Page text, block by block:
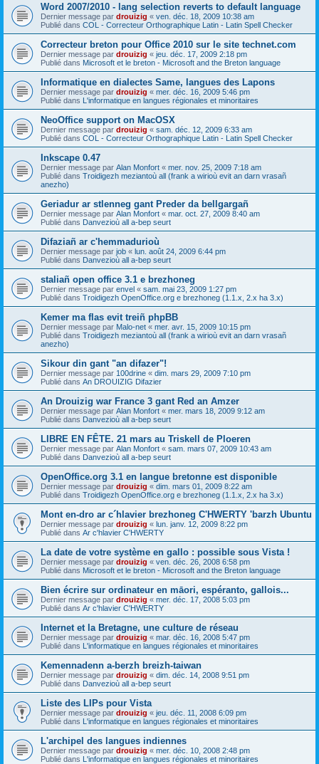
Word 2007/2010 - lang selection reverts to default language
Dernier message par drouizig « ven. déc. 18, 2009 10:38 am
Publié dans COL - Correcteur Orthographique Latin - Latin Spell Checker
Correcteur breton pour Office 2010 sur le site technet.com
Dernier message par drouizig « jeu. déc. 17, 2009 2:18 pm
Publié dans Microsoft et le breton - Microsoft and the Breton language
Informatique en dialectes Same, langues des Lapons
Dernier message par drouizig « mer. déc. 16, 2009 5:46 pm
Publié dans L'informatique en langues régionales et minoritaires
NeoOffice support on MacOSX
Dernier message par drouizig « sam. déc. 12, 2009 6:33 am
Publié dans COL - Correcteur Orthographique Latin - Latin Spell Checker
Inkscape 0.47
Dernier message par Alan Monfort « mer. nov. 25, 2009 7:18 am
Publié dans Troidigezh meziantoù all (frank a wirioù evit an darn vrasañ
anezho)
Geriadur ar stlenneg gant Preder da bellgargañ
Dernier message par Alan Monfort « mar. oct. 27, 2009 8:40 am
Publié dans Danvezioù all a-bep seurt
Difaziañ ar c'hemmadurioù
Dernier message par job « lun. août 24, 2009 6:44 pm
Publié dans Danvezioù all a-bep seurt
staliañ open office 3.1 e brezhoneg
Dernier message par envel « sam. mai 23, 2009 1:27 pm
Publié dans Troidigezh OpenOffice.org e brezhoneg (1.1.x, 2.x ha 3.x)
Kemer ma flas evit treiñ phpBB
Dernier message par Malo-net « mer. avr. 15, 2009 10:15 pm
Publié dans Troidigezh meziantoù all (frank a wirioù evit an darn vrasañ
anezho)
Sikour din gant "an difazer"!
Dernier message par 100drine « dim. mars 29, 2009 7:10 pm
Publié dans An DROUIZIG Difazier
An Drouizig war France 3 gant Red an Amzer
Dernier message par Alan Monfort « mer. mars 18, 2009 9:12 am
Publié dans Danvezioù all a-bep seurt
LIBRE EN FÊTE. 21 mars au Triskell de Ploeren
Dernier message par Alan Monfort « sam. mars 07, 2009 10:43 am
Publié dans Danvezioù all a-bep seurt
OpenOffice.org 3.1 en langue bretonne est disponible
Dernier message par drouizig « dim. mars 01, 2009 8:22 am
Publié dans Troidigezh OpenOffice.org e brezhoneg (1.1.x, 2.x ha 3.x)
Mont en-dro ar c´hlavier brezhoneg C'HWERTY 'barzh Ubuntu
Dernier message par drouizig « lun. janv. 12, 2009 8:22 pm
Publié dans Ar c'hlavier C'HWERTY
La date de votre système en gallo : possible sous Vista !
Dernier message par drouizig « ven. déc. 26, 2008 6:58 pm
Publié dans Microsoft et le breton - Microsoft and the Breton language
Bien écrire sur ordinateur en māori, espéranto, gallois...
Dernier message par drouizig « mer. déc. 17, 2008 5:03 pm
Publié dans Ar c'hlavier C'HWERTY
Internet et la Bretagne, une culture de réseau
Dernier message par drouizig « mar. déc. 16, 2008 5:47 pm
Publié dans L'informatique en langues régionales et minoritaires
Kemennadenn a-berzh breizh-taiwan
Dernier message par drouizig « dim. déc. 14, 2008 9:51 pm
Publié dans Danvezioù all a-bep seurt
Liste des LIPs pour Vista
Dernier message par drouizig « jeu. déc. 11, 2008 6:09 pm
Publié dans L'informatique en langues régionales et minoritaires
L'archipel des langues indiennes
Dernier message par drouizig « mer. déc. 10, 2008 2:48 pm
Publié dans L'informatique en langues régionales et minoritaires